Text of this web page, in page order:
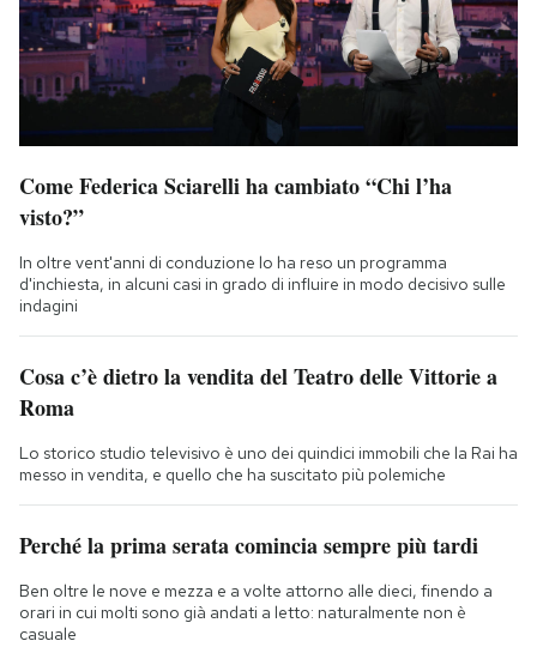
Come Federica Sciarelli ha cambiato “Chi l’ha
visto?”
In oltre vent'anni di conduzione lo ha reso un programma
d'inchiesta, in alcuni casi in grado di influire in modo decisivo sulle
indagini
Cosa c’è dietro la vendita del Teatro delle Vittorie a
Roma
Lo storico studio televisivo è uno dei quindici immobili che la Rai ha
messo in vendita, e quello che ha suscitato più polemiche
Perché la prima serata comincia sempre più tardi
Ben oltre le nove e mezza e a volte attorno alle dieci, finendo a
orari in cui molti sono già andati a letto: naturalmente non è
casuale